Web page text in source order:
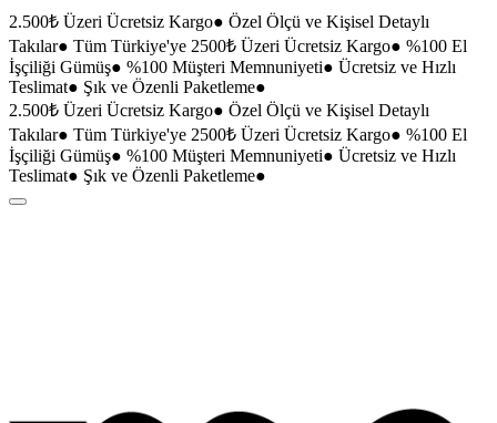
2.500₺ Üzeri Ücretsiz Kargo● Özel Ölçü ve Kişisel Detaylı
Takılar● Tüm Türkiye'ye 2500₺ Üzeri Ücretsiz Kargo● %100 El
İşçiliği Gümüş● %100 Müşteri Memnuniyeti● Ücretsiz ve Hızlı
Teslimat● Şık ve Özenli Paketleme●
2.500₺ Üzeri Ücretsiz Kargo● Özel Ölçü ve Kişisel Detaylı
Takılar● Tüm Türkiye'ye 2500₺ Üzeri Ücretsiz Kargo● %100 El
İşçiliği Gümüş● %100 Müşteri Memnuniyeti● Ücretsiz ve Hızlı
Teslimat● Şık ve Özenli Paketleme●